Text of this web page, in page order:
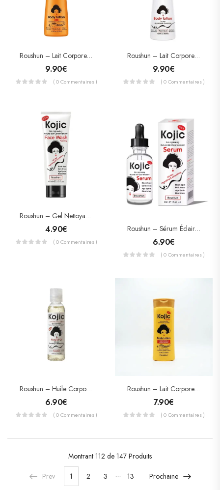
Roushun – Lait Corporel Éclaircissant Intense Kojic Gluta – Acide Kojique & Glutathion (500 Ml)
9.90€
( 0 Commentaires )
Roushun – Lait Corporel Unifiant & Éclaircissant À L’Acide Kojique – Anti-Taches & Hydratation Intense (500 Ml)
9.90€
( 0 Commentaires )
Roushun – Gel Nettoyant Visage Moussant À L’Acide Kojique – Éclaircissant, Anti-Taches & Hydratant (100 Ml)
4.90€
( 0 Commentaires )
Roushun – Sérum Éclaircissant Kojic Acid – Anti-Taches Brunnes & Zones Sombres – 30ml
6.90€
( 0 Commentaires )
Roushun – Huile Corporelle Éclaircissante Kojic + Pure Collagen – Hydratante & Anti-Âge – 118ml
6.90€
( 0 Commentaires )
Roushun – Lait Corporel Éclaircissant Kojic Gluta – Hydratant & Anti-Taches – 400ml
7.90€
( 0 Commentaires )
Montrant 112 de 147 Produits
Prev 1 2 3 … 13 Prochaine